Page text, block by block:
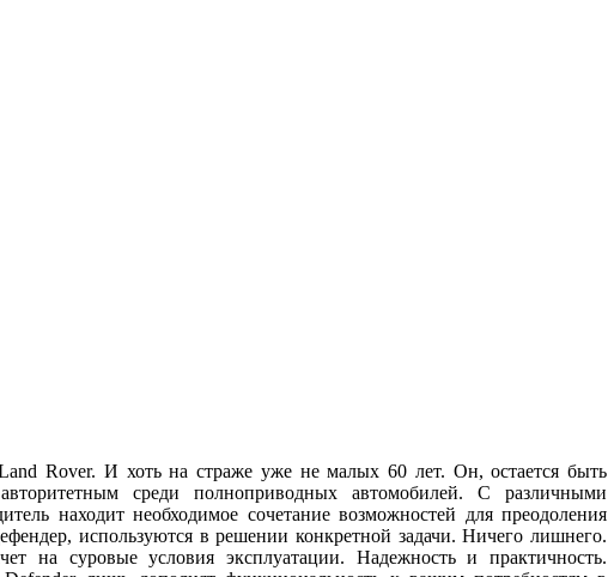
Rover. И хоть на страже уже не малых 60 лет. Он, остается быть
среди полноприводных автомобилей. С различными
находит необходимое сочетание возможностей для преодоления
используются в решении конкретной задачи. Ничего лишнего.
на суровые условия эксплуатации. Надежность и практичность.